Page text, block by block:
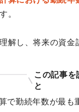
。
解し、将来の資金
この記事を
と
で勤続年数が最も